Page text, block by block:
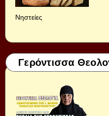
Νηστείες
Γερόντισσα